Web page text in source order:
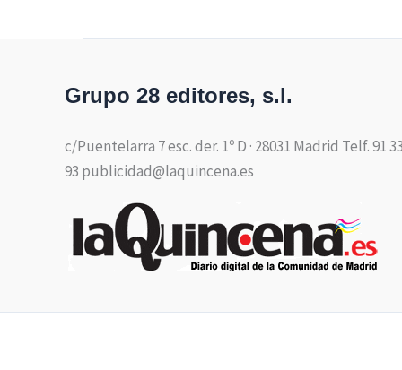
Grupo 28 editores, s.l.
c/Puentelarra 7 esc. der. 1º D · 28031 Madrid Telf. 91
93 publicidad@laquincena.es